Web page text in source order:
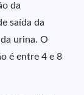
da
saída da
urina. O
é entre 4 e 8